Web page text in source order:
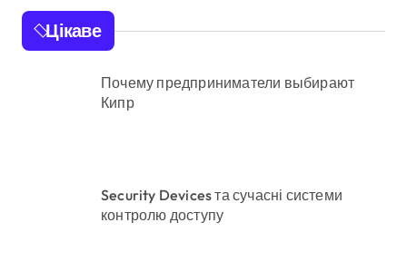
розпліднику
Цікаве
Почему предприниматели выбирают
Кипр
Security Devices та сучасні системи
контролю доступу